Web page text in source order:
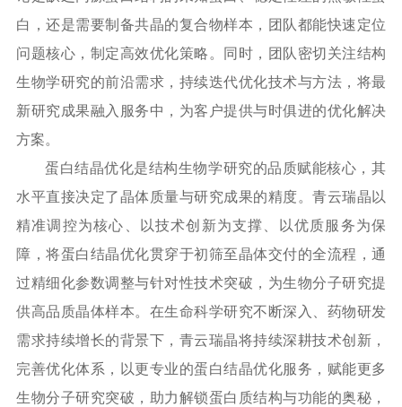
白，还是需要制备共晶的复合物样本，团队都能快速定位
问题核心，制定高效优化策略。同时，团队密切关注结构
生物学研究的前沿需求，持续迭代优化技术与方法，将最
新研究成果融入服务中，为客户提供与时俱进的优化解决
方案。
蛋白结晶优化是结构生物学研究的品质赋能核心，其
水平直接决定了晶体质量与研究成果的精度。青云瑞晶以
精准调控为核心、以技术创新为支撑、以优质服务为保
障，将蛋白结晶优化贯穿于初筛至晶体交付的全流程，通
过精细化参数调整与针对性技术突破，为生物分子研究提
供高品质晶体样本。在生命科学研究不断深入、药物研发
需求持续增长的背景下，青云瑞晶将持续深耕技术创新，
完善优化体系，以更专业的蛋白结晶优化服务，赋能更多
生物分子研究突破，助力解锁蛋白质结构与功能的奥秘，